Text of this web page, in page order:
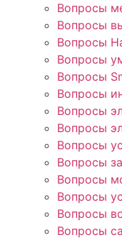
Вопросы
Вопросы
Вопросы
Вопросы
Вопросы
Вопросы
Вопросы
Вопросы
Вопросы
Вопросы
Вопросы
Вопросы
Вопросы
Вопросы